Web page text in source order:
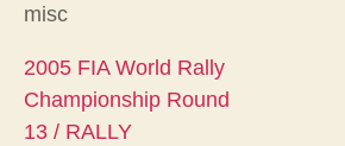
misc
2005 FIA World Rally
Championship Round
13 / RALLY